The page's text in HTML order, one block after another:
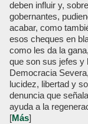
deben influir y,
gobernantes,
acabar, como
esos cheques en
como les da la
que son sus jefes y
Democracia
lucidez, libertad y
denuncia que
ayuda a la
[Más]